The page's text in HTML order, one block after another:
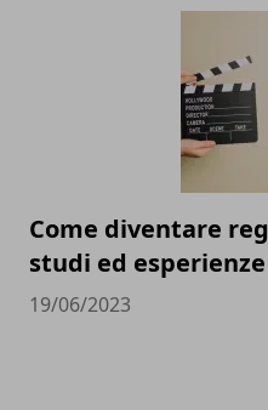
Come diventare
studi ed
19/06/2023